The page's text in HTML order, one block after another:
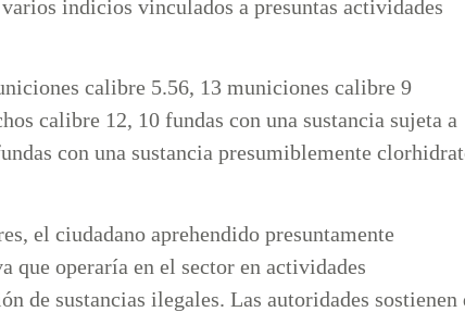
indicios vinculados a presuntas actividades
calibre 5.56, 13 municiones calibre 9
calibre 12, 10 fundas con una sustancia sujeta a
con una sustancia presumiblemente
el ciudadano aprehendido presuntamente
que operaría en el sector en actividades
de sustancias ilegales. Las autoridades sostienen